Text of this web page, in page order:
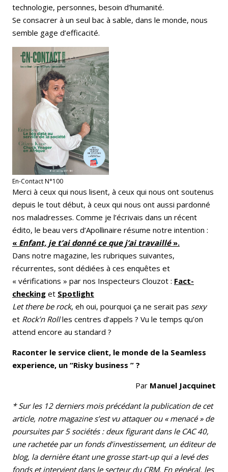
technologie, personnes, besoin d’humanité.
Se consacrer à un seul bac à sable, dans le monde, nous
semble gage d’efficacité.
En-Contact N°100
Merci à ceux qui nous lisent, à ceux qui nous ont soutenus
depuis le tout début, à ceux qui nous ont aussi pardonné
nos maladresses. Comme je l’écrivais dans un récent
édito, le beau vers d’Apollinaire résume notre intention :
« Enfant, je t’ai donné ce que j’ai travaillé ».
Dans notre magazine, les rubriques suivantes,
récurrentes, sont dédiées à ces enquêtes et
« vérifications » par nos Inspecteurs Clouzot : Fact-
checking et Spotlight
Let there be rock, eh oui, pourquoi ça ne serait pas sexy
et Rock’n Rollles centres d’appels ? Vu le temps qu’on
attend encore au standard ?
Raconter le service client, le monde de la Seamless
experience, un “Risky business ” ?
Par Manuel Jacquinet
* Sur les 12 derniers mois précédant la publication de cet
article, notre magazine s’est vu attaquer ou « menacé » de
poursuites par 5 sociétés : deux figurant dans le CAC 40,
une rachetée par un fonds d’investissement, un éditeur de
blog, la dernière étant une grosse start-up qui a levé des
fonds et intervient dans le secteur du CRM. En général, les